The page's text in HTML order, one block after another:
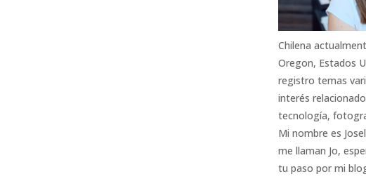
Chilena
Oregon, Estados
registro temas
interés
tecnología,
Mi nombre es
me llaman Jo,
tu paso por mi